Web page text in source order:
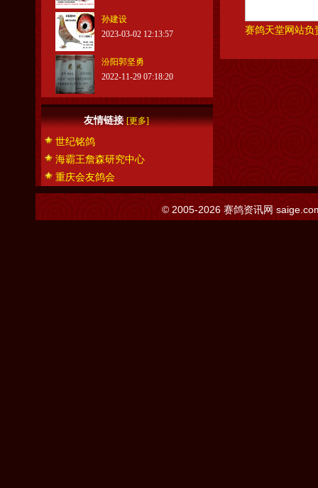
孙建设
2023-03-02 12:13:57
汾阳郭坚勇
2022-11-29 07:18:20
友情链接[更多]
世纪铭鸽
海霸王詹森研究中心
重庆会友鸽会
赛鸽天堂网站负
© 2005-2026 赛鸽资讯网